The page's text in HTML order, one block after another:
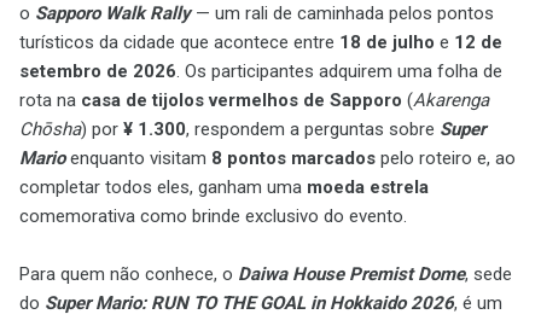
o Sapporo Walk Rally— um rali de caminhada pelos pontos
turísticos da cidade que acontece entre 18 de julho e 12 de
setembro de 2026. Os participantes adquirem uma folha de
rota na casa de tijolos vermelhos de Sapporo (Akarenga
Chōsha) por ¥ 1.300, respondem a perguntas sobre Super
Marioenquanto visitam 8 pontos marcados pelo roteiro e, ao
completar todos eles, ganham uma moeda estrela
comemorativa como brinde exclusivo do evento.
Para quem não conhece, o Daiwa House Premist Dome, sede
do Super Mario: RUN TO THE GOAL in Hokkaido 2026, é um